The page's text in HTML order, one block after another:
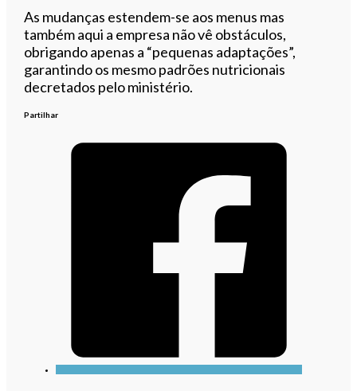
As mudanças estendem-se aos menus mas
também aqui a empresa não vê obstáculos,
obrigando apenas a “pequenas adaptações”,
garantindo os mesmo padrões nutricionais
decretados pelo ministério.
Partilhar